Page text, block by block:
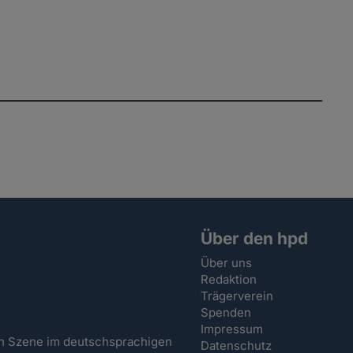
im deutschsprachigen
Über den hpd
Über uns
Redaktion
Trägerverein
Spenden
Impressum
Datenschutz